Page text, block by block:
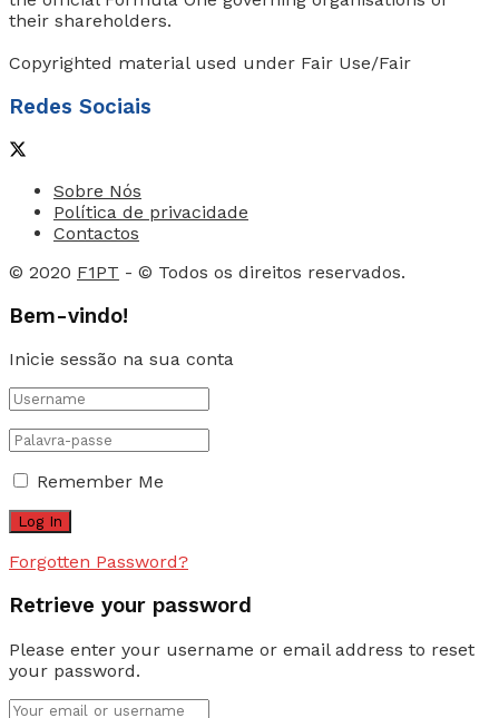
their shareholders.
Copyrighted material used under Fair Use/Fair
Redes Sociais
Sobre Nós
Política de privacidade
Contactos
© 2020 F1PT - © Todos os direitos reservados.
Bem-vindo!
Inicie sessão na sua conta
Remember Me
Forgotten Password?
Retrieve your password
Please enter your username or email address to reset
your password.